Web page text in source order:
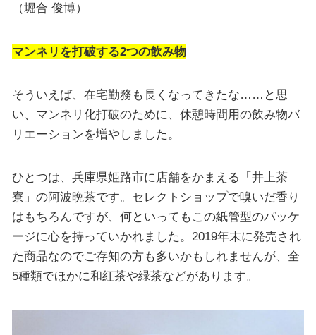
（堀合 俊博）
マンネリを打破する2つの飲み物
そういえば、在宅勤務も長くなってきたな……と思
い、マンネリ化打破のために、休憩時間用の飲み物バ
リエーションを増やしました。
ひとつは、兵庫県姫路市に店舗をかまえる「井上茶
寮」の阿波晩茶です。セレクトショップで嗅いだ香り
はもちろんですが、何といってもこの紙管型のパッケ
ージに心を持っていかれました。2019年末に発売され
た商品なのでご存知の方も多いかもしれませんが、全
5種類でほかに和紅茶や緑茶などがあります。